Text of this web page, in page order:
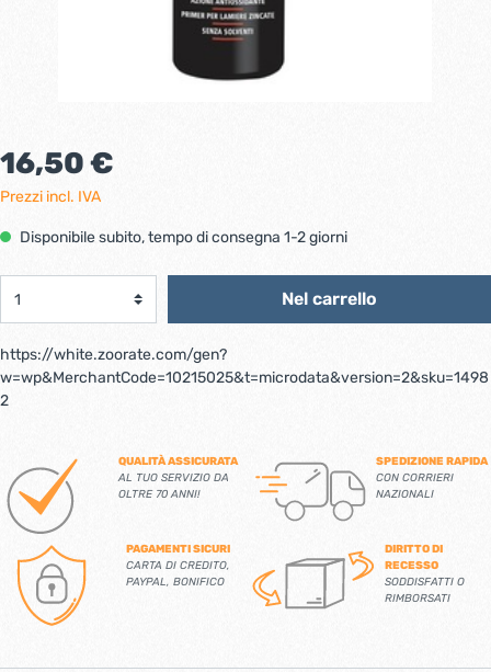
16,50 €
Prezzi incl. IVA
Disponibile subito, tempo di consegna 1-2 giorni
Nel carrello
https://white.zoorate.com/gen?
w=wp&MerchantCode=10215025&t=microdata&version=2&sku=1498
2
QUALITÀ ASSICURATA
AL TUO SERVIZIO DA
OLTRE 70 ANNI!
SPEDIZIONE RAPIDA
CON CORRIERI
NAZIONALI
PAGAMENTI SICURI
CARTA DI CREDITO,
PAYPAL, BONIFICO
DIRITTO DI
RECESSO
SODDISFATTI O
RIMBORSATI